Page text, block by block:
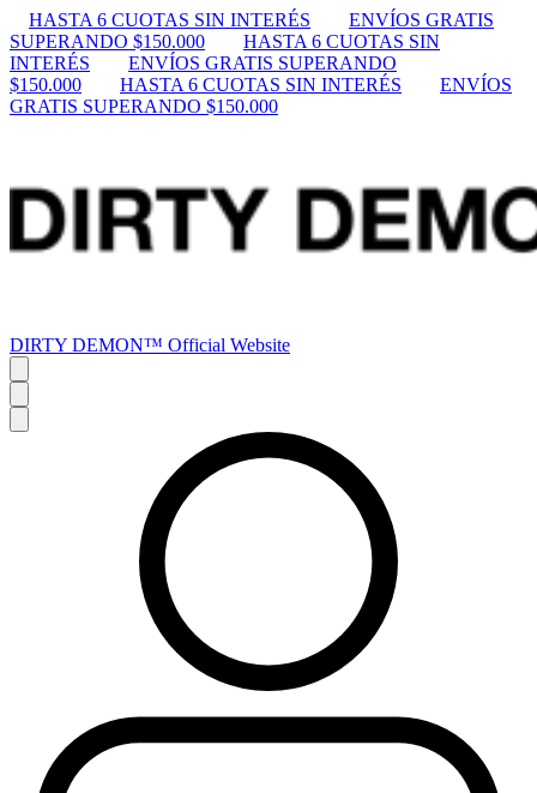
HASTA 6 CUOTAS SIN INTERÉS
ENVÍOS GRATIS
SUPERANDO $150.000
HASTA 6 CUOTAS SIN
INTERÉS
ENVÍOS GRATIS SUPERANDO
$150.000
HASTA 6 CUOTAS SIN INTERÉS
ENVÍOS
GRATIS SUPERANDO $150.000
DIRTY DEMON™ Official Website